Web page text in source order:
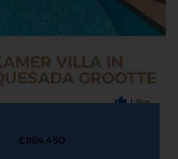
VILLA IN
GROOTTE
Like
€884.450